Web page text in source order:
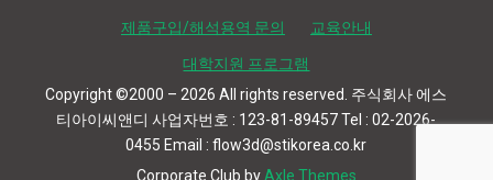
제품구입/해석용역 문의 교육안내
대학지원 프로그램
Copyright ©2000 – 2026 All rights reserved. 주식회사 에스
티아이씨앤디 사업자번호 : 123-81-89457 Tel : 02-2026-
0455 Email : flow3d@stikorea.co.kr
Corporate Club byAxle Themes